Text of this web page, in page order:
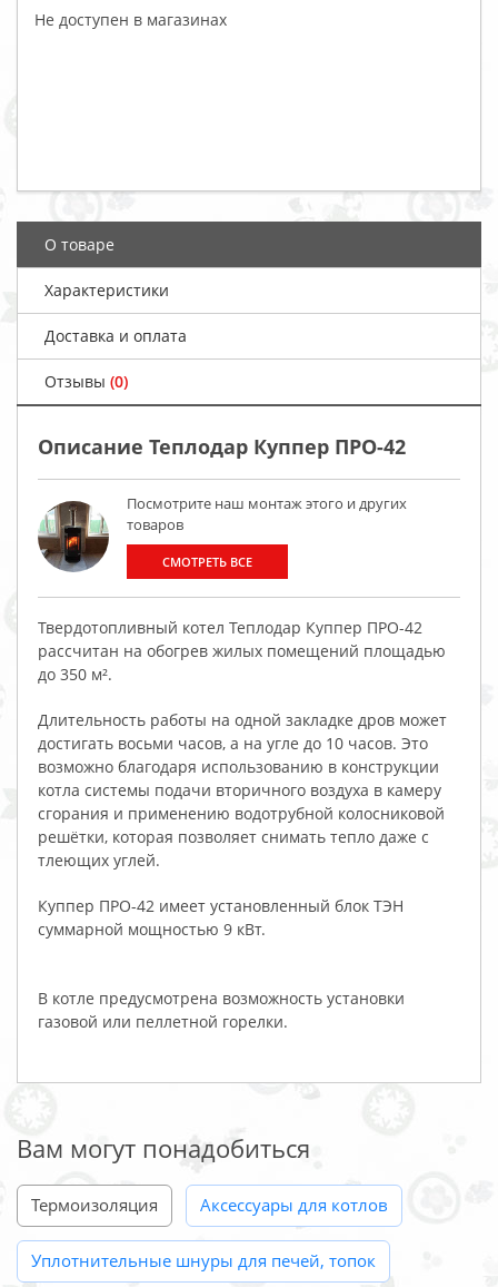
Не доступен в магазинах
О товаре
Характеристики
Доставка и оплата
Отзывы (0)
Описание Теплодар Куппер ПРО-42
Посмотрите наш монтаж этого и других
товаров
СМОТРЕТЬ ВСЕ
Твердотопливный котел Теплодар Куппер ПРО-42
рассчитан на обогрев жилых помещений площадью
до 350 м².
Длительность работы на одной закладке дров может
достигать восьми часов, а на угле до 10 часов. Это
возможно благодаря использованию в конструкции
котла системы подачи вторичного воздуха в камеру
сгорания и применению водотрубной колосниковой
решётки, которая позволяет снимать тепло даже с
тлеющих углей.
Куппер ПРО-42 имеет установленный блок ТЭН
суммарной мощностью 9 кВт.
В котле предусмотрена возможность установки
газовой или пеллетной горелки.
Вам могут понадобиться
Термоизоляция Аксессуары для котлов
Уплотнительные шнуры для печей, топок